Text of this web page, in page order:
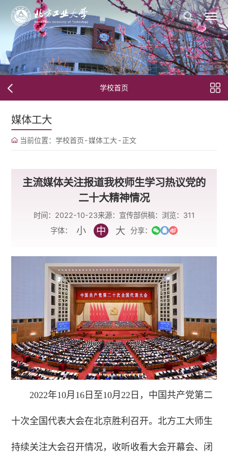
学校首页
媒体工大
当前位置： 学校首页-媒体工大-正文
主流媒体关注报道我校师生学习热议党的
二十大精神情况
时间：2022-10-23来源：宣传部供稿： 浏览： 311
字体：
小 中 大 分享：
2022年10月16日至10月22日，中国共产党第二
十次全国代表大会在北京胜利召开。北方工大师生
持续关注大会召开情况，收听收看大会开幕会、闭